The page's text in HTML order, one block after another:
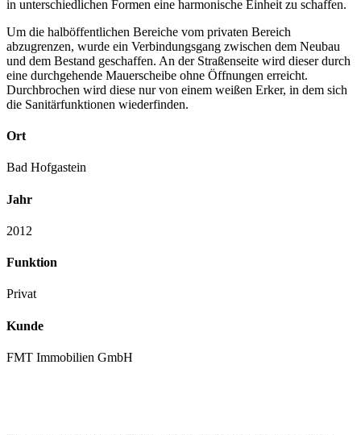
in unterschiedlichen Formen eine harmonische Einheit zu schaffen.
Um die halböffentlichen Bereiche vom privaten Bereich
abzugrenzen, wurde ein Verbindungsgang zwischen dem Neubau
und dem Bestand geschaffen. An der Straßenseite wird dieser durch
eine durchgehende Mauerscheibe ohne Öffnungen erreicht.
Durchbrochen wird diese nur von einem weißen Erker, in dem sich
die Sanitärfunktionen wiederfinden.
Ort
Bad Hofgastein
Jahr
2012
Funktion
Privat
Kunde
FMT Immobilien GmbH